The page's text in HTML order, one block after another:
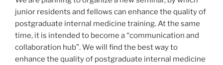
junior residents and fellows can enhance the quality of
postgraduate internal medicine training. At the same
time, it is intended to become a “communication and
collaboration hub”. We will find the best way to
enhance the quality of postgraduate internal medicine